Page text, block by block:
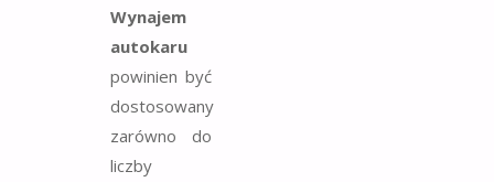
Wynajem
autokaru
powinien być
dostosowany
zarówno do
liczby